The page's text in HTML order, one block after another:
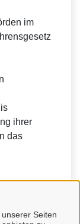
Seiten
im
ihrer
das